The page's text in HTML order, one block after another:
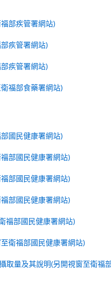
部疾管署網站)
疾管署網站)
疾管署網站)
福部食藥署網站)
國民健康署網站)
部國民健康署網站)
部國民健康署網站)
部國民健康署網站)
福部國民健康署網站)
衛福部國民健康署網站)
取量及其說明(另開視窗至衛福